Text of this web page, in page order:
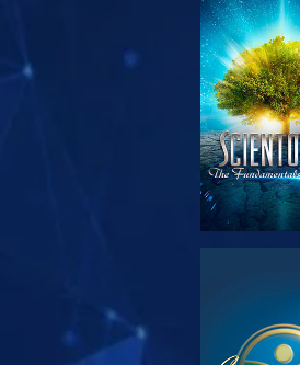
צפה